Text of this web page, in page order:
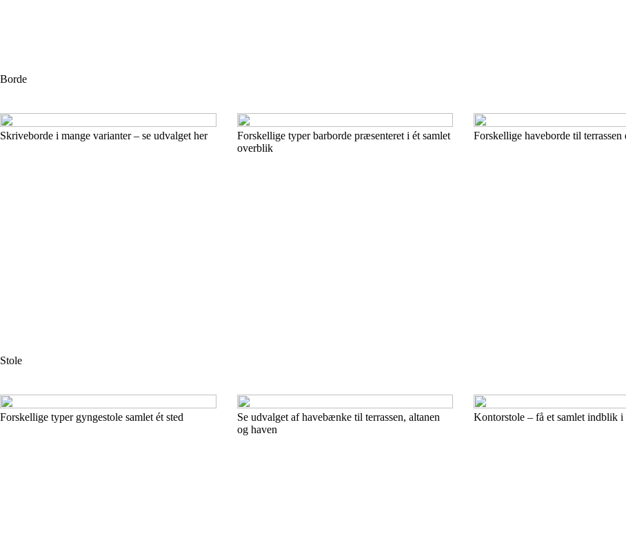
Borde
Skriveborde i mange varianter – se udvalget her
Forskellige typer barborde præsenteret i ét samlet
overblik
Forskellige haveborde til terrassen
Stole
Forskellige typer gyngestole samlet ét sted
Se udvalget af havebænke til terrassen, altanen
og haven
Kontorstole – få et samlet indblik i